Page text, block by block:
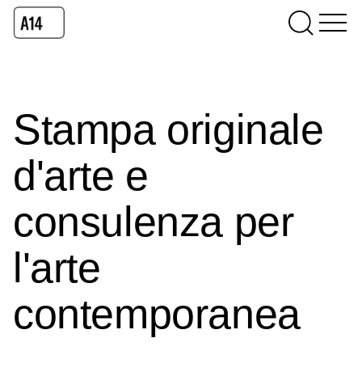
Stampa originale
d'arte e
consulenza per
l'arte
contemporanea